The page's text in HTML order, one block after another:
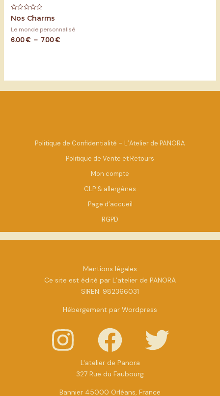
Note
0
sur
5
Nos Charms
Le monde personnalisé
6.00€ – 7.00€
Politique de Confidentialité – L’Atelier de PANORA
Politique de Vente et Retours
Mon compte
CLP & allergènes
Page d’accueil
RGPD
Mentions légales
Ce site est édité par L’atelier de PANORA
SIREN: 982366031
Hébergement par Wordpress
L'atelier de Panora
327 Rue du Faubourg
Bannier 45000 Orléans, France